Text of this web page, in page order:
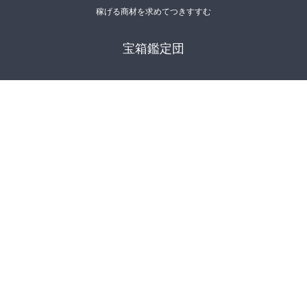
稼げる商材を求めてつきすすむ
宝箱鑑定団